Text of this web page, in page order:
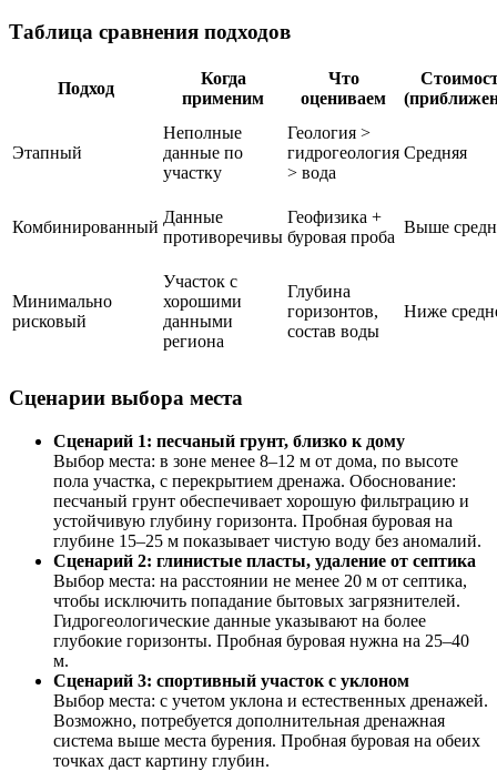
Таблица сравнения подходов
Подход
Когда
применим
Что
оцениваем
Этапный
Неполные
данные по
участку
Геология >
гидрогеология
> вода
Средняя
Комбинированный
Данные
противоречивы
Геофизика +
буровая проба
Выше
Минимально
рисковый
Участок с
хорошими
данными
региона
Глубина
горизонтов,
состав воды
Ниже
Сценарии выбора места
Сценарий 1: песчаный грунт, близко к дому
Выбор места: в зоне менее 8–12 м от дома, по высоте
пола участка, с перекрытием дренажа. Обоснование:
песчаный грунт обеспечивает хорошую фильтрацию и
устойчивую глубину горизонта. Пробная буровая на
глубине 15–25 м показывает чистую воду без аномалий.
Сценарий 2: глинистые пласты, удаление от септика
Выбор места: на расстоянии не менее 20 м от септика,
чтобы исключить попадание бытовых загрязнителей.
Гидрогеологические данные указывают на более
глубокие горизонты. Пробная буровая нужна на 25–40
м.
Сценарий 3: спортивный участок с уклоном
Выбор места: с учетом уклона и естественных дренажей.
Возможно, потребуется дополнительная дренажная
система выше места бурения. Пробная буровая на обеих
точках даст картину глубин.